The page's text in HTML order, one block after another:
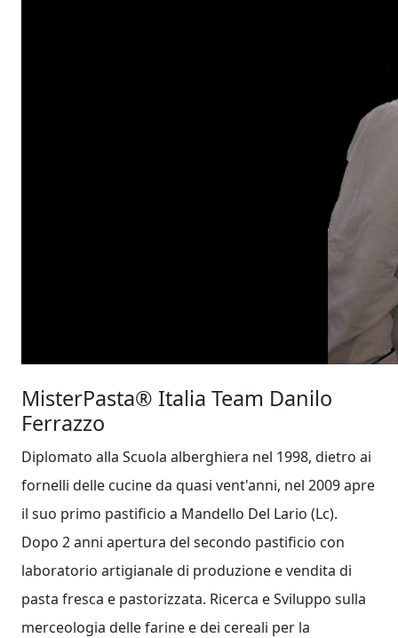
MisterPasta® Italia Team Danilo
Ferrazzo
Diplomato alla Scuola alberghiera nel 1998, dietro ai
fornelli delle cucine da quasi vent'anni, nel 2009 apre
il suo primo pastificio a Mandello Del Lario (Lc).
Dopo 2 anni apertura del secondo pastificio con
laboratorio artigianale di produzione e vendita di
pasta fresca e pastorizzata. Ricerca e Sviluppo sulla
merceologia delle farine e dei cereali per la